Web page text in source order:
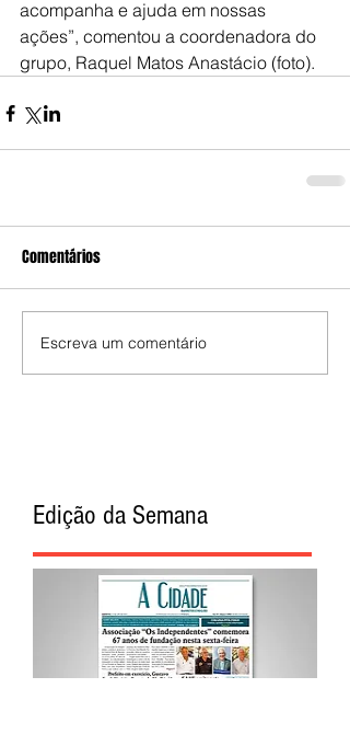
acompanha e ajuda em nossas
ações”, comentou a coordenadora do
grupo, Raquel Matos Anastácio (foto).
Comentários
Escreva um comentário
Edição da Semana